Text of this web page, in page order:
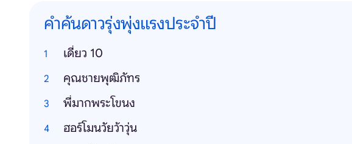
คำค้นดาวรุ่งพุ่งแรงประจำปี
เดี่ยว 10
คุณชายพุฒิภัทร
พี่มากพระโขนง
ฮอร์โมนวัยว้าวุ่น